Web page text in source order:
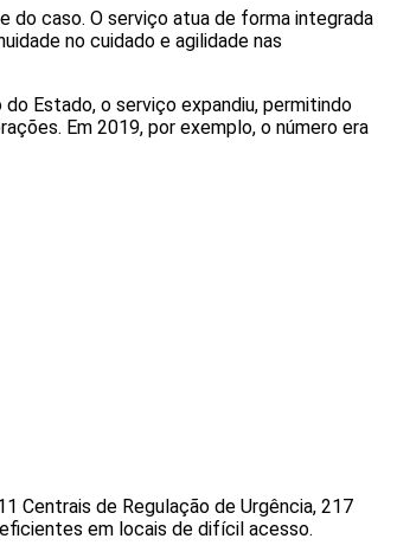
do caso. O serviço atua de forma integrada
no cuidado e agilidade nas
Estado, o serviço expandiu, permitindo
Em 2019, por exemplo, o número era
Centrais de Regulação de Urgência, 217
em locais de difícil acesso.